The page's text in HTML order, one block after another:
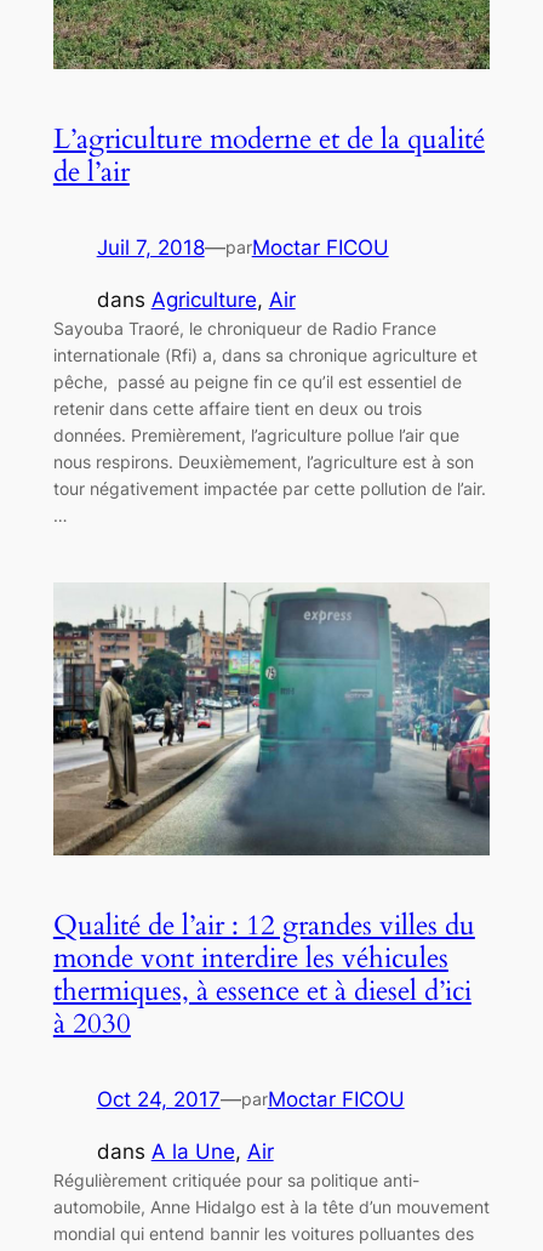
L’agriculture moderne et de la qualité
de l’air
Juil 7, 2018—parMoctar FICOU
dans Agriculture, Air
Sayouba Traoré, le chroniqueur de Radio France
internationale (Rfi) a, dans sa chronique agriculture et
pêche, passé au peigne fin ce qu’il est essentiel de
retenir dans cette affaire tient en deux ou trois
données. Premièrement, l’agriculture pollue l’air que
nous respirons. Deuxièmement, l’agriculture est à son
tour négativement impactée par cette pollution de l’air.
…
Qualité de l’air : 12 grandes villes du
monde vont interdire les véhicules
thermiques, à essence et à diesel d’ici
à 2030
Oct 24, 2017—parMoctar FICOU
dans A la Une, Air
Régulièrement critiquée pour sa politique anti-
automobile, Anne Hidalgo est à la tête d’un mouvement
mondial qui entend bannir les voitures polluantes des